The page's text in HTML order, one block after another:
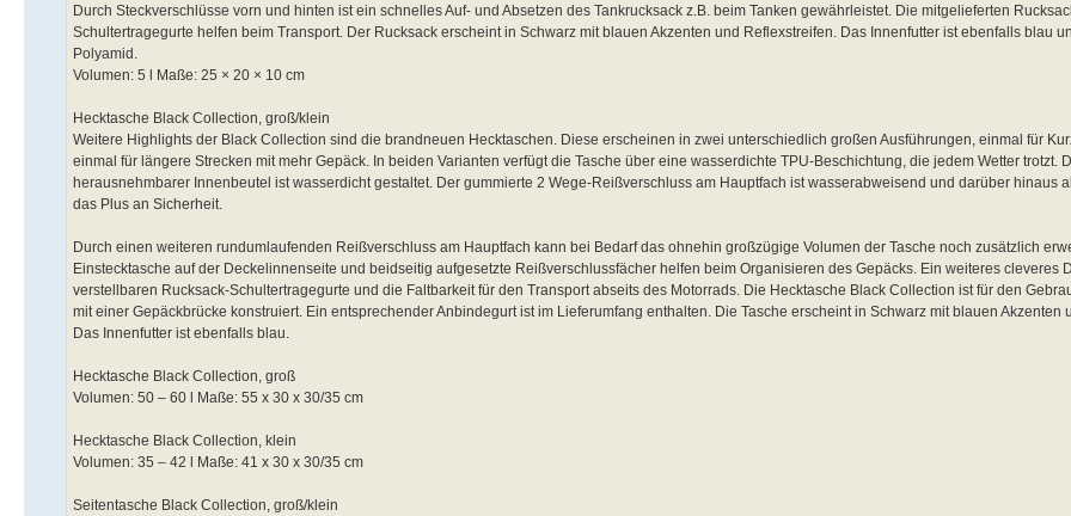
Durch Steckverschlüsse vorn und hinten ist ein schnelles Auf- und Absetzen des Tankrucksack z.B. beim Tanken gewährleistet. Die mitgelieferten
Schultertragegurte helfen beim Transport. Der Rucksack erscheint in Schwarz mit blauen Akzenten und Reflexstreifen. Das Innenfutter ist ebenfalls blau
Polyamid.
Volumen: 5 l Maße: 25 × 20 × 10 cm
Hecktasche Black Collection, groß/klein
Weitere Highlights der Black Collection sind die brandneuen Hecktaschen. Diese erscheinen in zwei unterschiedlich großen Ausführungen, einmal für
einmal für längere Strecken mit mehr Gepäck. In beiden Varianten verfügt die Tasche über eine wasserdichte TPU-Beschichtung, die jedem Wetter trotzt.
herausnehmbarer Innenbeutel ist wasserdicht gestaltet. Der gummierte 2 Wege-Reißverschluss am Hauptfach ist wasserabweisend und darüber hinaus
das Plus an Sicherheit.
Durch einen weiteren rundumlaufenden Reißverschluss am Hauptfach kann bei Bedarf das ohnehin großzügige Volumen der Tasche noch zusätzlich
Einstecktasche auf der Deckelinnenseite und beidseitig aufgesetzte Reißverschlussfächer helfen beim Organisieren des Gepäcks. Ein weiteres cleveres
verstellbaren Rucksack-Schultertragegurte und die Faltbarkeit für den Transport abseits des Motorrads. Die Hecktasche Black Collection ist für den
mit einer Gepäckbrücke konstruiert. Ein entsprechender Anbindegurt ist im Lieferumfang enthalten. Die Tasche erscheint in Schwarz mit blauen Akzenten
Das Innenfutter ist ebenfalls blau.
Hecktasche Black Collection, groß
Volumen: 50 – 60 l Maße: 55 x 30 x 30/35 cm
Hecktasche Black Collection, klein
Volumen: 35 – 42 l Maße: 41 x 30 x 30/35 cm
Seitentasche Black Collection, groß/klein